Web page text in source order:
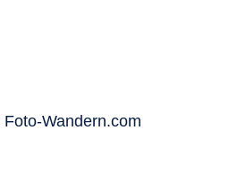
Foto-Wandern.com